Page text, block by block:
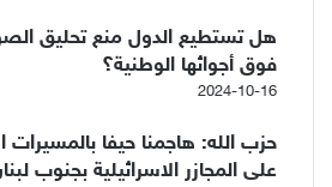
هل تستطيع الدول منع تحليق
فوق أجوائها الوطنية؟
2024-10-16
حزب الله: هاجمنا حيفا بالمسيرات
على المجازر الاسرائيلية بجنوب